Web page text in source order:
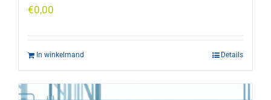
€0,00
In winkelmand Details